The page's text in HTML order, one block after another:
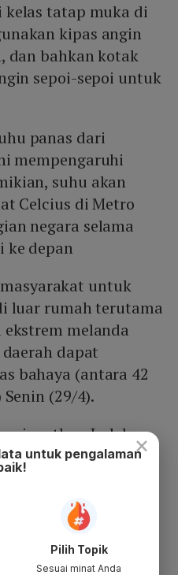
kelas tatap muka di
kipas angin
dan bahkan kotak
sepoi-sepoi untuk
panas dari
mempengaruhi
suhu akan
Celcius di Metro
negara selama
ke depan
untuk
luar rumah terutama
melanda
dapat
bahaya (antara 42
(29/4).
Indeks
derajat Celcius ke
Filipina saat ini.
×
untuk pengalaman
Pilih Topik
Sesuai minat Anda